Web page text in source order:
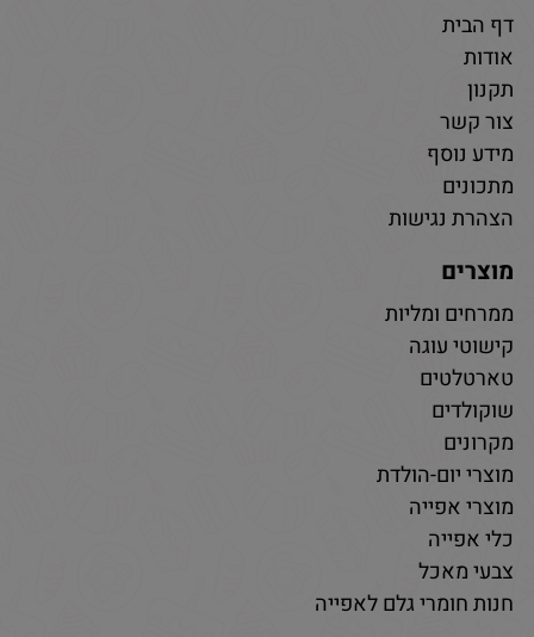
דף הבית
אודות
תקנון
צור קשר
מידע נוסף
מתכונים
הצהרת נגישות
מוצרים
ממרחים ומליות
קישוטי עוגה
טארטלטים
שוקולדים
מקרונים
מוצרי יום-הולדת
מוצרי אפייה
כלי אפייה
צבעי מאכל
חנות חומרי גלם לאפייה